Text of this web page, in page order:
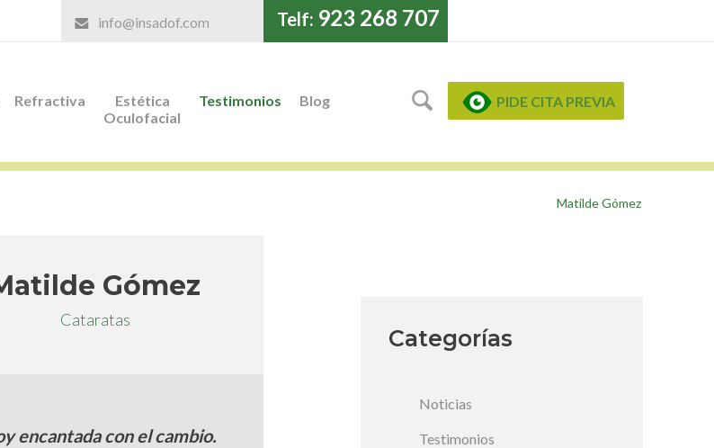
info@insadof.com Telf: 923 268 707
Refractiva
Estética
Oculofacial
Testimonios Blog PIDE CITA PREVIA
Matilde Gómez
Gómez
Cataratas
encantada con el cambio.
Categorías
Noticias
Testimonios